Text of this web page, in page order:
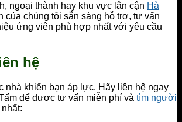
ngoại thành hay khu vực lân cận Hà
của chúng tôi sẵn sàng hỗ trợ, tư vấn
ứng viên phù hợp nhất với yêu cầu
hệ
nhà khiến bạn áp lực. Hãy liên hệ ngay
để được tư vấn miễn phí và tìm người